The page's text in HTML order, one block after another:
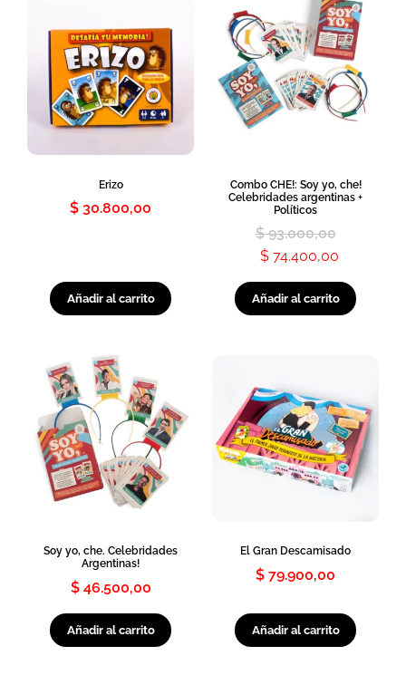
Erizo
$ 30.800,00
Añadir al carrito
Combo CHE!: Soy yo, che!
Celebridades argentinas +
Políticos
$93.000,00
$ 74.400,00
Añadir al carrito
Soy yo, che. Celebridades
Argentinas!
$46.500,00
Añadir al carrito
El Gran Descamisado
$ 79.900,00
Añadir al carrito